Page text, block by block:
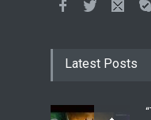
Latest Posts